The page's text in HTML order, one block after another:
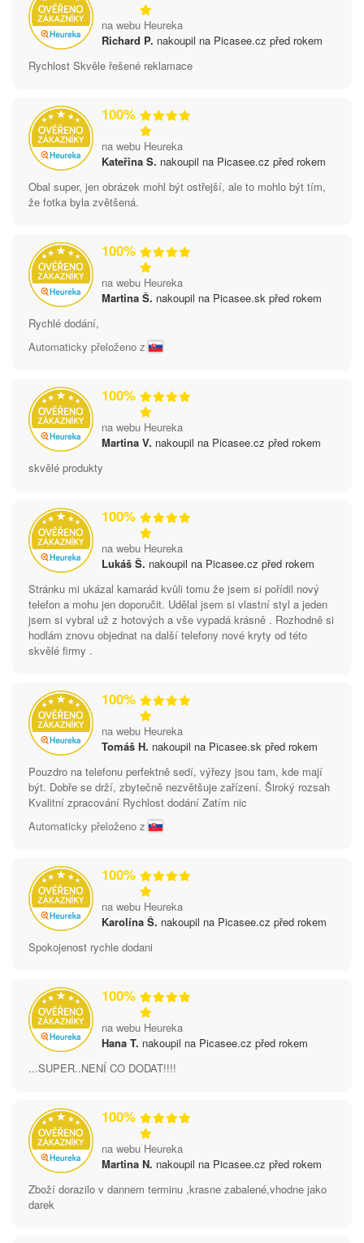
na webu Heureka
Richard P. nakoupil na Picasee.cz před rokem
Rychlost Skvěle řešené reklamace
100%
na webu Heureka
Kateřina S. nakoupil na Picasee.cz před rokem
Obal super, jen obrázek mohl být ostřejší, ale to mohlo být tím,
že fotka byla zvětšená.
100%
na webu Heureka
Martina Š. nakoupil na Picasee.sk před rokem
Rychlé dodání,
Automaticky přeloženo z
100%
na webu Heureka
Martina V. nakoupil na Picasee.cz před rokem
skvělé produkty
100%
na webu Heureka
Lukáš Š. nakoupil na Picasee.cz před rokem
Stránku mi ukázal kamarád kvůli tomu že jsem si pořídil nový
telefon a mohu jen doporučit. Udělal jsem si vlastní styl a jeden
jsem si vybral už z hotových a vše vypadá krásně . Rozhodně si
hodlám znovu objednat na další telefony nové kryty od této
skvělé firmy .
100%
na webu Heureka
Tomáš H. nakoupil na Picasee.sk před rokem
Pouzdro na telefonu perfektně sedí, výřezy jsou tam, kde mají
být. Dobře se drží, zbytečně nezvětšuje zařízení. Široký rozsah
Kvalitní zpracování Rychlost dodání Zatím nic
Automaticky přeloženo z
100%
na webu Heureka
Karolína Š. nakoupil na Picasee.cz před rokem
Spokojenost rychle dodani
100%
na webu Heureka
Hana T. nakoupil na Picasee.cz před rokem
...SUPER..NENÍ CO DODAT!!!!
100%
na webu Heureka
Martina N. nakoupil na Picasee.cz před rokem
Zboží dorazilo v dannem terminu ,krasne zabalené,vhodne jako
darek